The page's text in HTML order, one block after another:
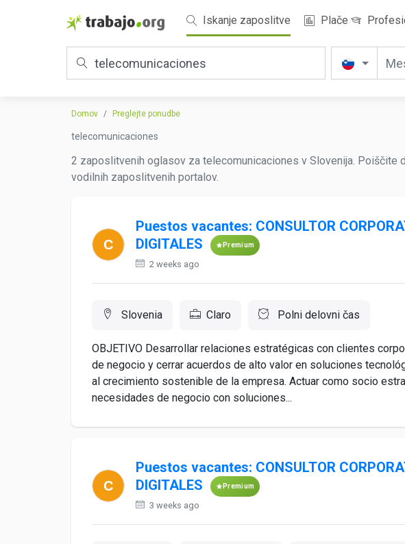
Iskanje zaposlitve Plače
Domov Preglejte ponudbe
telecomunicaciones
2 zaposlitvenih oglasov za telecomunicaciones v Slovenija. Poiščite
vodilnih zaposlitvenih portalov.
Puestos vacantes: CONSULTOR
DIGITALES
Premium
2 weeks ago
Slovenia Claro Polni delovni čas
OBJETIVO Desarrollar relaciones estratégicas con clientes
de negocio y cerrar acuerdos de alto valor en soluciones
al crecimiento sostenible de la empresa. Actuar como socio
necesidades de negocio con soluciones...
Puestos vacantes: CONSULTOR
DIGITALES
Premium
3 weeks ago